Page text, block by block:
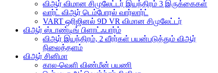
விஆர் விமான சிமுலேட்டர் இயந்திரம் 3 இருக்கைகள்
வார்ட் விஆர் டெம்போரல் வார்லார்ட்
VART ஒரிஜினல் 9D VR விமான சிமுலேட்டர்
விஆர் ஸ்டாண்டிங் பிளாட்ஃபார்ம்
விஆர் இயந்திரம், 2 வீரர்கள் பயன்படுத்தும் விஆர்
நிலைத்தளம்
விஆர் சினிமா
கால-வெளி விண்மீன் பயணி